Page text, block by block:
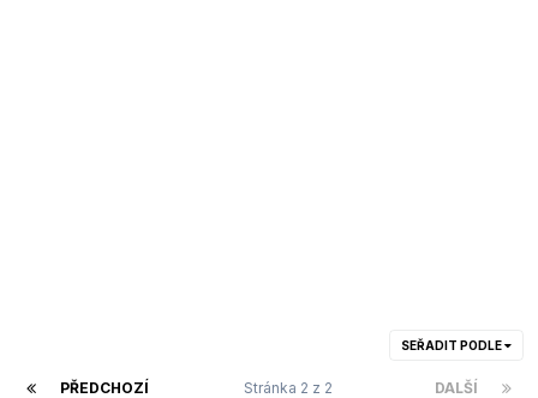
SEŘADIT PODLE
PŘEDCHOZÍ DALŠÍ
Stránka 2 z 2